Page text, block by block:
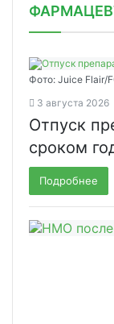
Фото: Juice Flair/
3 августа 2026
Отпуск
сроком
Подробнее